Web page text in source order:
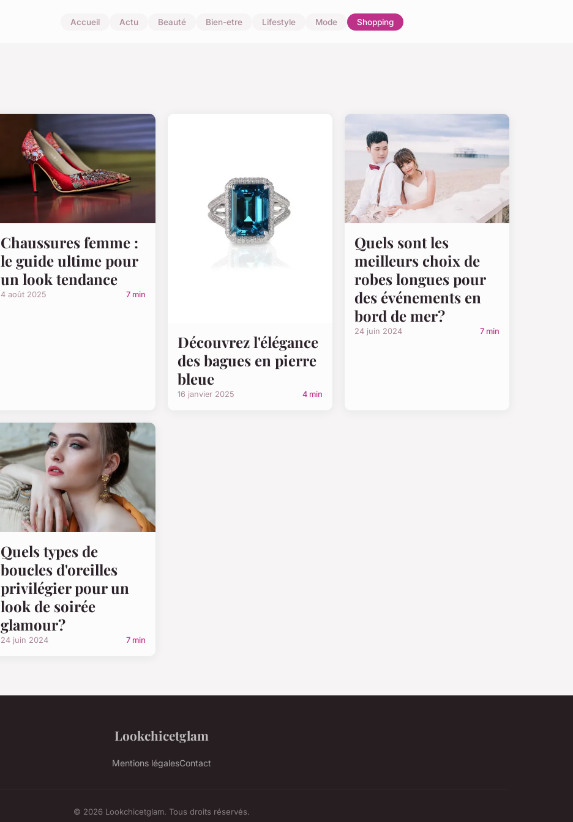
Accueil Actu Beauté Bien-etre Lifestyle Mode Shopping
Chaussures femme :
le guide ultime pour
un look tendance
4 août 2025 7 min
Découvrez l'élégance
des bagues en pierre
bleue
16 janvier 2025 4 min
Quels sont les
meilleurs choix de
robes longues pour
des événements en
bord de mer?
24 juin 2024 7 min
Quels types de
boucles d'oreilles
privilégier pour un
look de soirée
glamour?
24 juin 2024 7 min
Lookchicetglam
Mentions légalesContact
© 2026 Lookchicetglam. Tous droits réservés.